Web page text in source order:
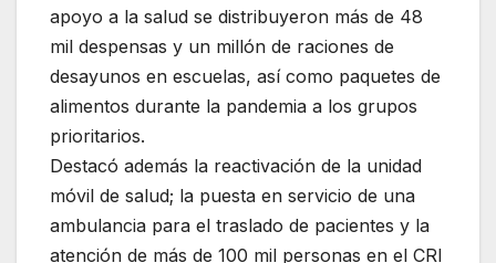
apoyo a la salud se distribuyeron más de 48
mil despensas y un millón de raciones de
desayunos en escuelas, así como paquetes de
alimentos durante la pandemia a los grupos
prioritarios.
Destacó además la reactivación de la unidad
móvil de salud; la puesta en servicio de una
ambulancia para el traslado de pacientes y la
atención de más de 100 mil personas en el CRI